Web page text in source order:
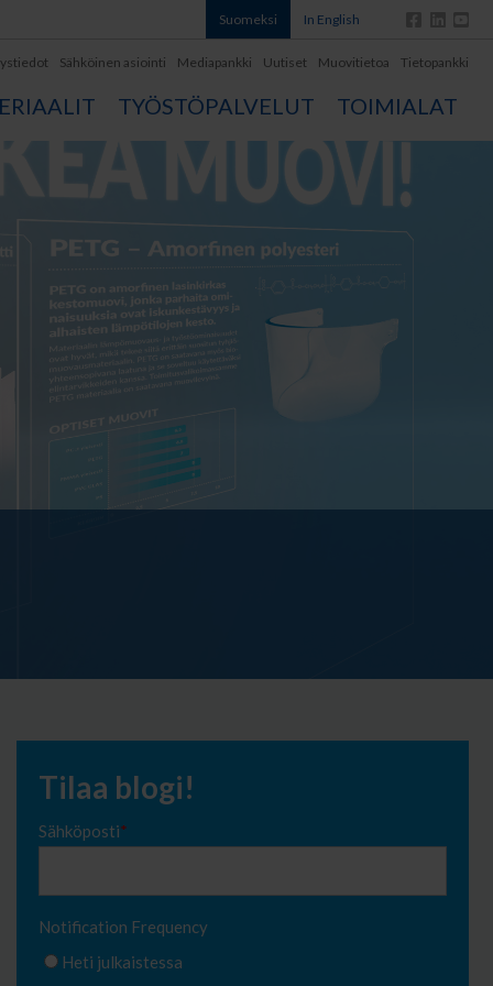
Suomeksi In English
Sähköinen asiointi Mediapankki Uutiset Muovitietoa Tietopankki
TYÖSTÖPALVELUT TOIMIALAT
Tilaa blogi!
Sähköposti*
Notification Frequency
Heti julkaistessa